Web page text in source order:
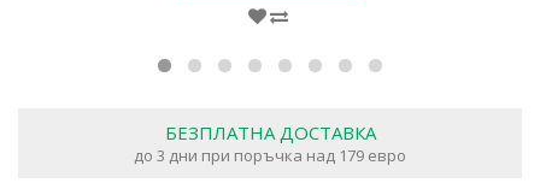
БЕЗПЛАТНА ДОСТАВКА
до 3 дни при поръчка над 179 евро